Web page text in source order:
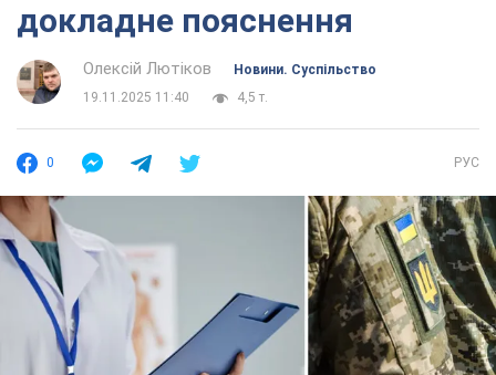
докладне пояснення
Олексій Лютіков
Новини. Суспільство
19.11.2025 11:40
4,5 т.
0 РУС